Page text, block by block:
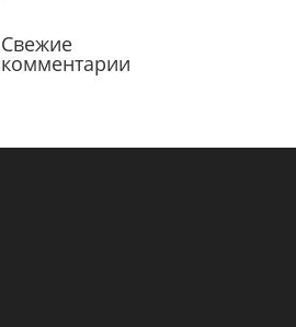
Свежие
комментарии